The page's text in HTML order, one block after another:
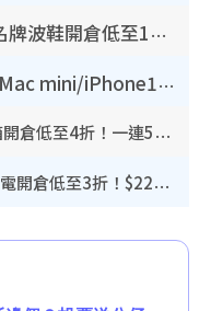
開倉優惠 | 尖沙咀海港城名牌波鞋開倉低至1折！On鞋$899起／Joy&Peace鞋履$98起
豐澤優惠勁減低至44折！Mac mini/iPhone17Pro大減價！廚房家電$220起
開倉優惠｜尖沙咀名牌行李箱開倉低至4折！一連5日 American Tourister/ace./Hallmark $200起！
廚具開倉｜特福Tefal廚具/家電開倉低至3折！$220起買平底鍋/炒鑊/湯煲！電飯煲/吸塵機/燙斗$418起